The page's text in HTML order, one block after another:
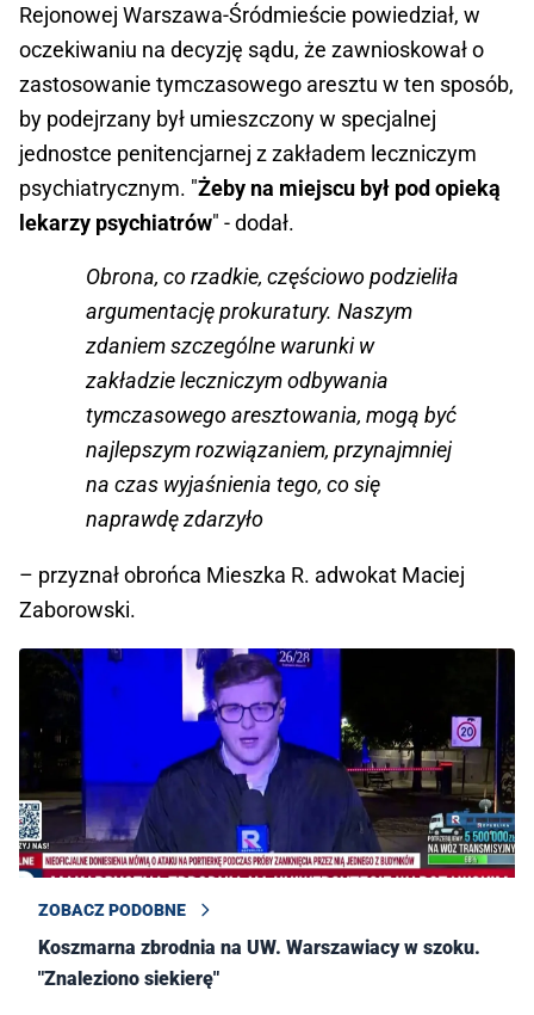
Rejonowej Warszawa-Śródmieście powiedział, w
oczekiwaniu na decyzję sądu, że zawnioskował o
zastosowanie tymczasowego aresztu w ten sposób,
by podejrzany był umieszczony w specjalnej
jednostce penitencjarnej z zakładem leczniczym
psychiatrycznym. "Żeby na miejscu był pod opieką
lekarzy psychiatrów" - dodał.
Obrona, co rzadkie, częściowo podzieliła
argumentację prokuratury. Naszym
zdaniem szczególne warunki w
zakładzie leczniczym odbywania
tymczasowego aresztowania, mogą być
najlepszym rozwiązaniem, przynajmniej
na czas wyjaśnienia tego, co się
naprawdę zdarzyło
– przyznał obrońca Mieszka R. adwokat Maciej
Zaborowski.
ZOBACZ PODOBNE
Koszmarna zbrodnia na UW. Warszawiacy w szoku.
"Znaleziono siekierę"